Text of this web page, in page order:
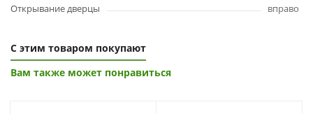
Открывание дверцы
вправо
С этим товаром покупают
Вам также может понравиться